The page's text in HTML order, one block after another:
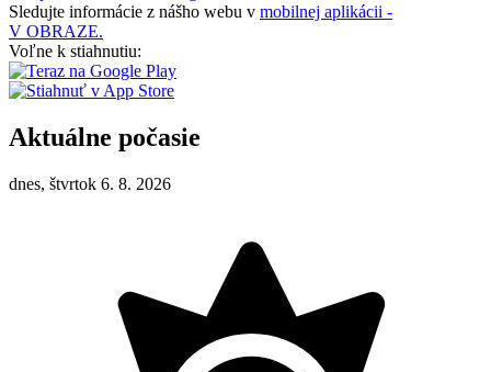
Sledujte informácie z nášho webu v mobilnej aplikácii -
V OBRAZE.
Voľne k stiahnutiu:
Aktuálne počasie
dnes, štvrtok 6. 8. 2026